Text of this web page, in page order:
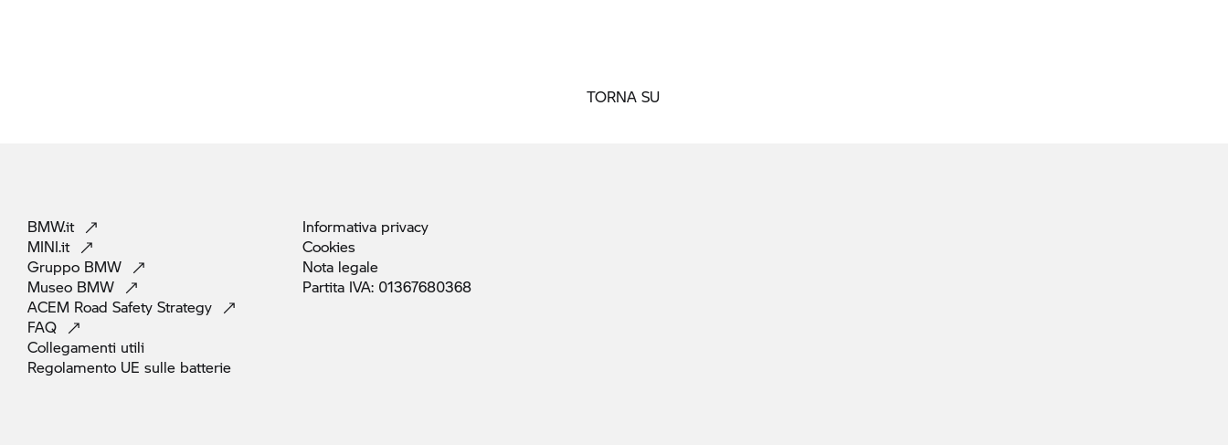
TORNA SU
BMW.it
MINI.it
Gruppo BMW
Museo BMW
ACEM Road Safety Strategy
FAQ
Collegamenti utili
Regolamento UE sulle batterie
Informativa privacy
Cookies
Nota legale
Partita IVA: 01367680368